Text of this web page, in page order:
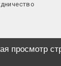
просмотр